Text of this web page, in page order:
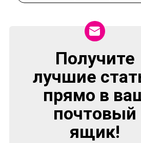
NEWSLETTER
Получите
лучшие
прямо в
почтовый
ящик!